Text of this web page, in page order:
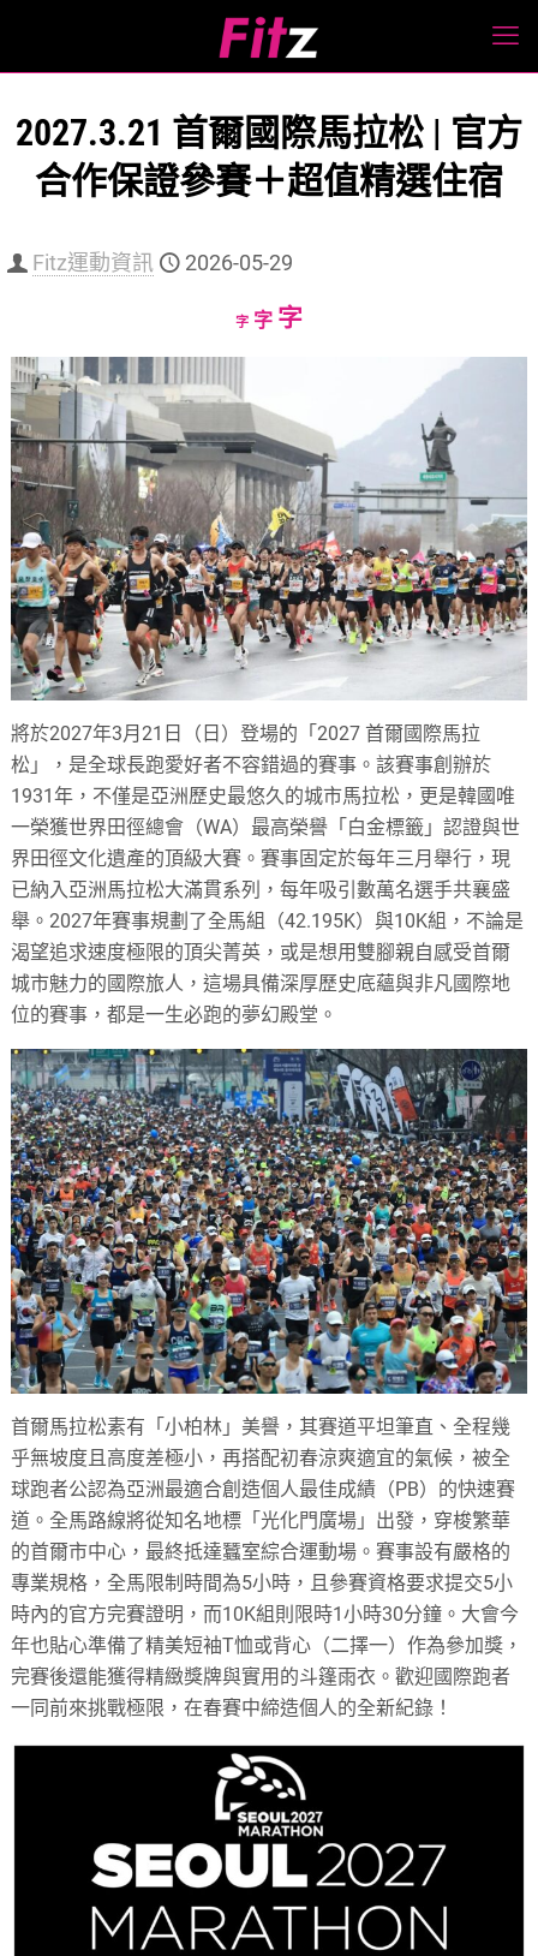
2027.3.21 首爾國際馬拉松 | 官方
合作保證參賽＋超值精選住宿
Fitz運動資訊 2026-05-29
字Decrease
字Reset
字Increase
將於2027年3月21日（日）登場的「2027 首爾國際馬拉
松」，是全球長跑愛好者不容錯過的賽事。該賽事創辦於
1931年，不僅是亞洲歷史最悠久的城市馬拉松，更是韓國唯
一榮獲世界田徑總會（WA）最高榮譽「白金標籤」認證與世
界田徑文化遺產的頂級大賽。賽事固定於每年三月舉行，現
已納入亞洲馬拉松大滿貫系列，每年吸引數萬名選手共襄盛
舉。2027年賽事規劃了全馬組（42.195K）與10K組，不論是
渴望追求速度極限的頂尖菁英，或是想用雙腳親自感受首爾
城市魅力的國際旅人，這場具備深厚歷史底蘊與非凡國際地
位的賽事，都是一生必跑的夢幻殿堂。
首爾馬拉松素有「小柏林」美譽，其賽道平坦筆直、全程幾
乎無坡度且高度差極小，再搭配初春涼爽適宜的氣候，被全
球跑者公認為亞洲最適合創造個人最佳成績（PB）的快速賽
道。全馬路線將從知名地標「光化門廣場」出發，穿梭繁華
的首爾市中心，最終抵達蠶室綜合運動場。賽事設有嚴格的
專業規格，全馬限制時間為5小時，且參賽資格要求提交5小
時內的官方完賽證明，而10K組則限時1小時30分鐘。大會今
年也貼心準備了精美短袖T恤或背心（二擇一）作為參加獎，
完賽後還能獲得精緻獎牌與實用的斗篷雨衣。歡迎國際跑者
一同前來挑戰極限，在春賽中締造個人的全新紀錄！